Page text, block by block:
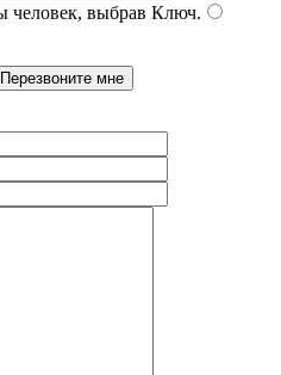
человек, выбрав Ключ.